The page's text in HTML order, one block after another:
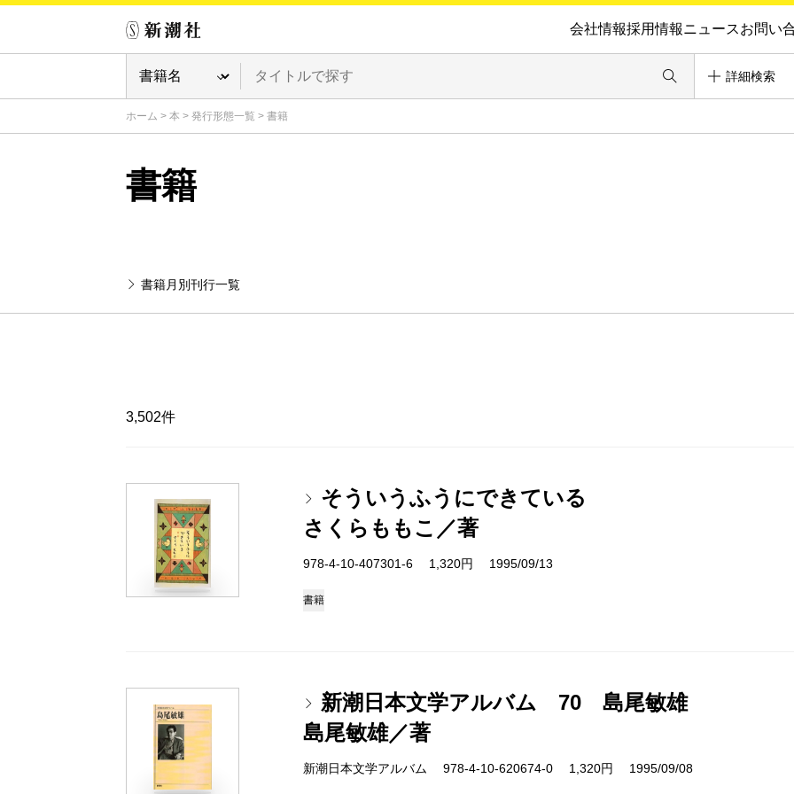
会社情報採用情報ニュースお問い
詳細検索
ホーム > 本 > 発行形態一覧 > 書籍
書籍
書籍月別刊行一覧
3,502件
そういうふうにできている
さくらももこ／著
978-4-10-407301-6 1,320円 1995/09/13
書籍
新潮日本文学アルバム 70 島尾敏雄
島尾敏雄／著
新潮日本文学アルバム 978-4-10-620674-0 1,320円 1995/09/08